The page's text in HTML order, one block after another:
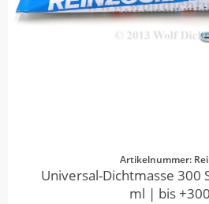
Artikelnummer:
Universal-Dichtmasse 300
ml | bis